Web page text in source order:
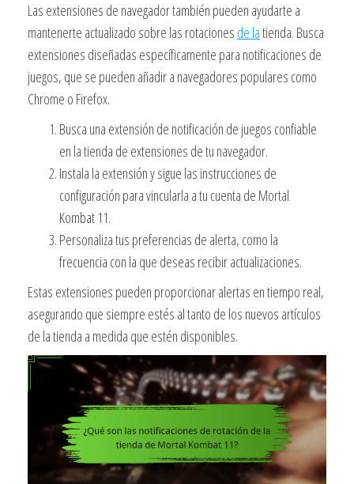
Las extensiones de navegador también pueden ayudarte a
mantenerte actualizado sobre las rotaciones de latienda. Busca
extensiones diseñadas específicamente para notificaciones de
juegos, que se pueden añadir a navegadores populares como
Chrome o Firefox.
Busca una extensión de notificación de juegos confiable
en la tienda de extensiones de tu navegador.
Instala la extensión y sigue las instrucciones de
configuración para vincularla a tu cuenta de Mortal
Kombat 11.
Personaliza tus preferencias de alerta, como la
frecuencia con la que deseas recibir actualizaciones.
Estas extensiones pueden proporcionar alertas en tiempo real,
asegurando que siempre estés al tanto de los nuevos artículos
de la tienda a medida que estén disponibles.